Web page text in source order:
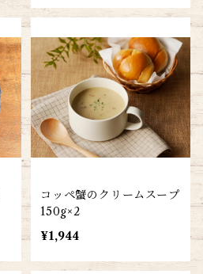
コッペ蟹のクリームスープ
150g×2
¥1,944